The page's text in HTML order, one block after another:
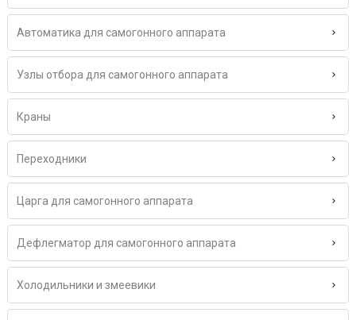
Автоматика для самогонного аппарата
Узлы отбора для самогонного аппарата
Краны
Переходники
Царга для самогонного аппарата
Дефлегматор для самогонного аппарата
Холодильники и змеевики